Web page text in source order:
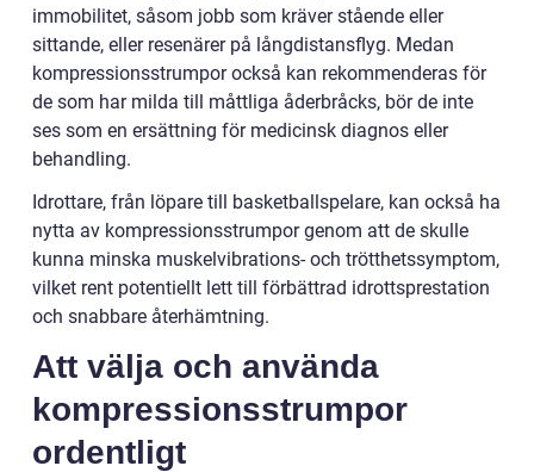
immobilitet, såsom jobb som kräver stående eller
sittande, eller resenärer på långdistansflyg. Medan
kompressionsstrumpor också kan rekommenderas för
de som har milda till måttliga åderbråcks, bör de inte
ses som en ersättning för medicinsk diagnos eller
behandling.
Idrottare, från löpare till basketballspelare, kan också ha
nytta av kompressionsstrumpor genom att de skulle
kunna minska muskelvibrations- och trötthetssymptom,
vilket rent potentiellt lett till förbättrad idrottsprestation
och snabbare återhämtning.
Att välja och använda
kompressionsstrumpor
ordentligt